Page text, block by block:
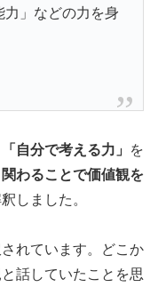
」などの力を身
「自分で考える力」 を
わることで価値観を
しました。
れています。どこか
話していたことを思